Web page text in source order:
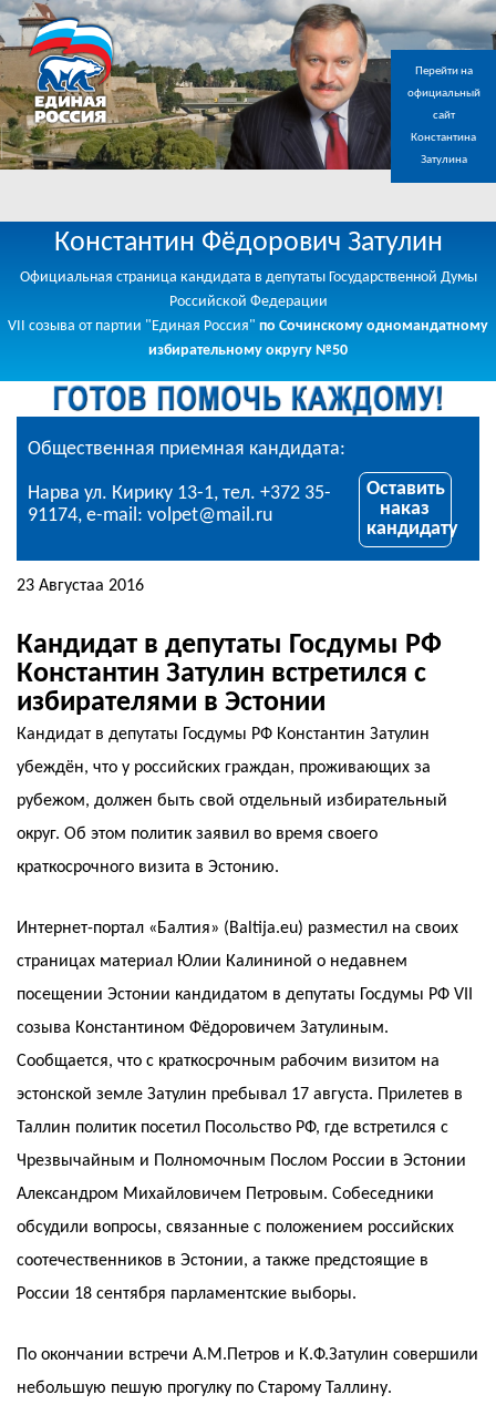
Перейти на
официальный
сайт
Константина
Затулина
Кандидат граждан России в Эстонии
Константин Фёдорович Затулин
Официальная страница кандидата в депутаты Государственной Думы
Российской Федерации
VII созыва от партии "Единая Россия" по Сочинскому одномандатному
избирательному округу №50
Общественная приемная кандидата:
Нарва ул. Кирику 13-1, тел. +372 35-
91174, e-mail: volpet@mail.ru
Оставить
наказ
кандидату
23 Августаа 2016
Кандидат в депутаты Госдумы РФ
Константин Затулин встретился с
избирателями в Эстонии
Кандидат в депутаты Госдумы РФ Константин Затулин
убеждён, что у российских граждан, проживающих за
рубежом, должен быть свой отдельный избирательный
округ. Об этом политик заявил во время своего
краткосрочного визита в Эстонию.
Интернет-портал «Балтия» (Baltija.eu) разместил на своих
страницах материал Юлии Калининой о недавнем
посещении Эстонии кандидатом в депутаты Госдумы РФ VII
созыва Константином Фёдоровичем Затулиным.
Сообщается, что с краткосрочным рабочим визитом на
эстонской земле Затулин пребывал 17 августа. Прилетев в
Таллин политик посетил Посольство РФ, где встретился с
Чрезвычайным и Полномочным Послом России в Эстонии
Александром Михайловичем Петровым. Собеседники
обсудили вопросы, связанные с положением российских
соотечественников в Эстонии, а также предстоящие в
России 18 сентября парламентские выборы.
По окончании встречи А.М.Петров и К.Ф.Затулин совершили
небольшую пешую прогулку по Старому Таллину.